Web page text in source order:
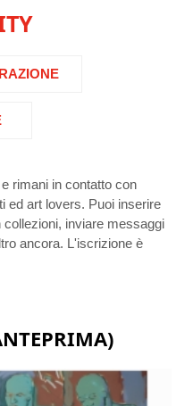
rimani in contatto con
ed art lovers. Puoi inserire
inviare messaggi
ancora. L'iscrizione è